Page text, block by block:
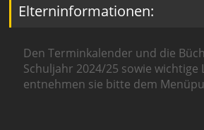
Elterninformationen:
Den Terminkalender und die
Schuljahr 2024/25 sowie wichtige
entnehmen sie bitte dem